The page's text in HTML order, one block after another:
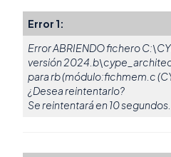
Error 1:
Error ABRIENDO fichero
versión
para rb (módulo:fichmem.c
¿Desea reintentarlo?
Se reintentará en 10 segundos.